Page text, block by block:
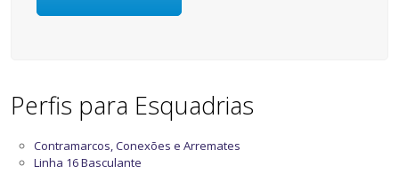
Perfis para Esquadrias
Contramarcos, Conexões e Arremates
Linha 16 Basculante